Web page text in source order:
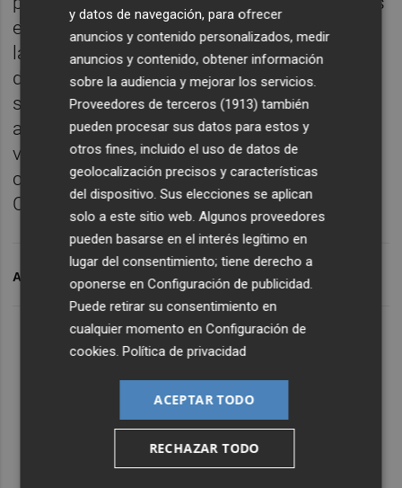
este día. Finalmente, el domingo contó con
la asistencia de más de 200 personas a las
diferentes charlas y al taller de origami que
se celebró en el Menador con una alta
afluencia. Otras más de 300 personas
visitaron las diferentes exposiciones
celebradas en la casa dels Caragols y en el
Casino Antiguo.
ARCHIVADO EN JAPÓN A CASTELLÓ
y datos de navegación, para ofrecer
anuncios y contenido personalizados, medir
anuncios y contenido, obtener información
sobre la audiencia y mejorar los servicios.
Proveedores de terceros (1913) también
pueden procesar sus datos para estos y
otros fines, incluido el uso de datos de
geolocalización precisos y características
del dispositivo. Sus elecciones se aplican
solo a este sitio web. Algunos proveedores
pueden basarse en el interés legítimo en
lugar del consentimiento; tiene derecho a
oponerse enConfiguración de publicidad.
Puede retirar su consentimiento en
cualquier momento enConfiguración de
cookies.Política de privacidad
ACEPTAR TODO
RECHAZAR TODO